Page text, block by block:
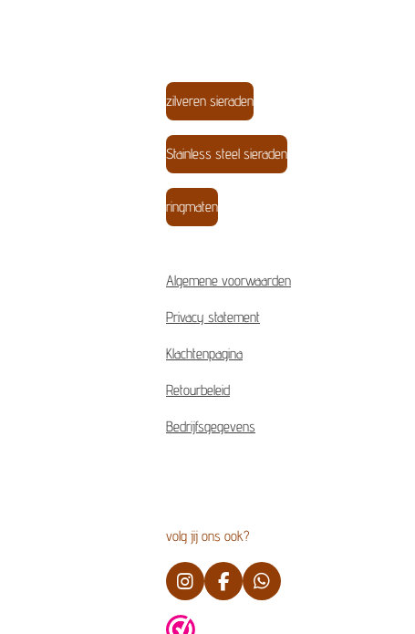
zilveren sieraden
Stainless steel sieraden
ringmaten
Algemene voorwaarden
Privacy statement
Klachtenpagina
Retourbeleid
Bedrijfsgegevens
volg jij ons ook?
I
n
s
F
a
W
h